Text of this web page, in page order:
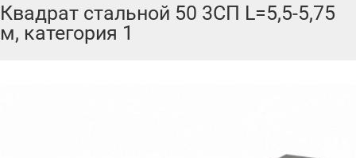
Квадрат стальной 50 3СП L=5,5-5,75
м, категория 1